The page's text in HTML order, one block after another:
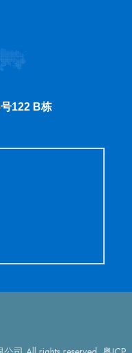
内部的关键结构，它能使
”角度调节，并且还能保护
当您转动控制旋钮时，线
使导线“锯断”其他内部管
，可防止活检通道和光纤
碎。
组件有助于实现支气管镜
够感受到阻力。
122 B栋